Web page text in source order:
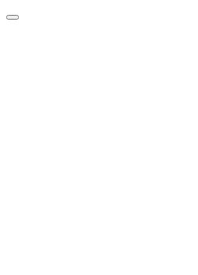
Skip
Menu